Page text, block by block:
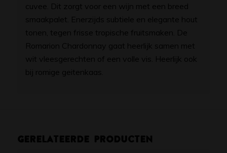
cuvee. Dit zorgt voor een wijn met een breed
smaakpalet. Enerzijds subtiele en elegante hout
tonen, tegen frisse tropische fruitsmaken. De
Romarion Chardonnay gaat heerlijk samen met
wit vleesgerechten of een volle vis. Heerlijk ook
bij romige geitenkaas.
Gerelateerde producten